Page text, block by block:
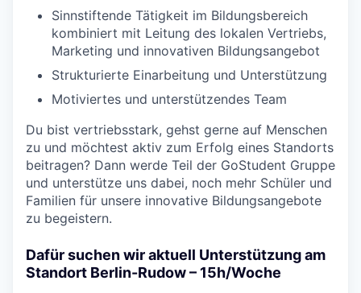
Sinnstiftende Tätigkeit im Bildungsbereich
kombiniert mit Leitung des lokalen Vertriebs,
Marketing und innovativen Bildungsangebot
Strukturierte Einarbeitung und Unterstützung
Motiviertes und unterstützendes Team
Du bist vertriebsstark, gehst gerne auf Menschen
zu und möchtest aktiv zum Erfolg eines Standorts
beitragen? Dann werde Teil der GoStudent Gruppe
und unterstütze uns dabei, noch mehr Schüler und
Familien für unsere innovative Bildungsangebote
zu begeistern.
Dafür suchen wir aktuell Unterstützung am
Standort Berlin-Rudow – 15h/Woche